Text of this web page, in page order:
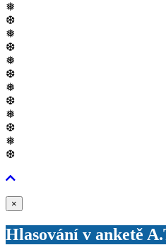
❅
❆
❅
❆
❅
❆
❅
❆
❅
❆
❅
❆
×
Hlasování v anketě